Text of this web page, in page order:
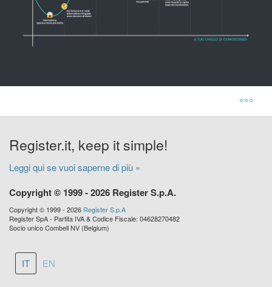
Register.it, keep it simple!
Leggi qui se vuoi saperne di più »
Copyright © 1999 - 2026 Register S.p.A.
Copyright © 1999 - 2026 Register S.p.A
Register SpA - Partita IVA & Codice Fiscale: 04628270482
Socio unico Combell NV (Belgium)
IT EN